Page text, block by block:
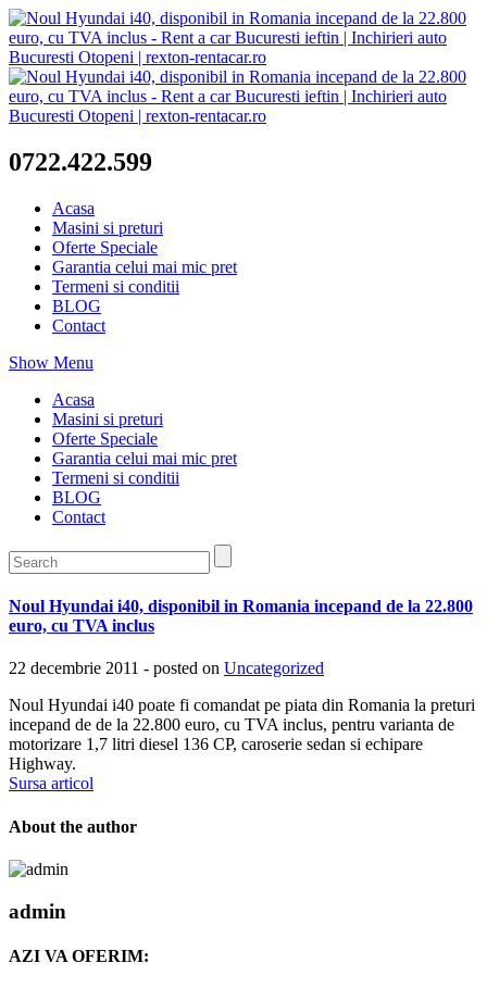
0722.422.599
Acasa
Masini si preturi
Oferte Speciale
Garantia celui mai mic pret
Termeni si conditii
BLOG
Contact
Show Menu
Acasa
Masini si preturi
Oferte Speciale
Garantia celui mai mic pret
Termeni si conditii
BLOG
Contact
Noul Hyundai i40, disponibil in Romania incepand de la 22.800
euro, cu TVA inclus
22 decembrie 2011 - posted on Uncategorized
Noul Hyundai i40 poate fi comandat pe piata din Romania la preturi
incepand de de la 22.800 euro, cu TVA inclus, pentru varianta de
motorizare 1,7 litri diesel 136 CP, caroserie sedan si echipare
Highway.
Sursa articol
About the author
admin
AZI VA OFERIM: